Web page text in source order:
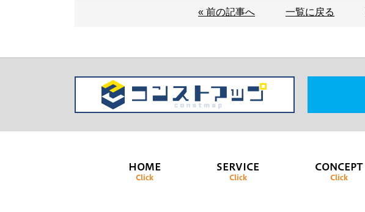
« 前の記事へ 一覧に戻る
HOME
Click
SERVICE
Click
CONCEPT
Click